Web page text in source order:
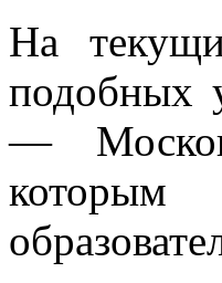
На
подобных
—
которым